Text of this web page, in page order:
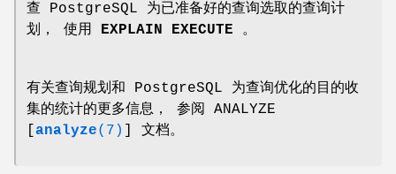
查 PostgreSQL 为已准备好的查询选取的查询计
划， 使用 EXPLAIN EXECUTE 。
有关查询规划和 PostgreSQL 为查询优化的目的收
集的统计的更多信息， 参阅 ANALYZE
analyze(7) ] 文档。